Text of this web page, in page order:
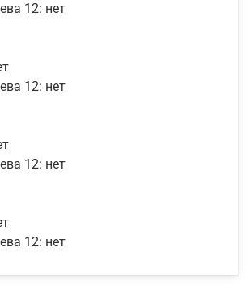
12: нет
12: нет
12: нет
12: нет